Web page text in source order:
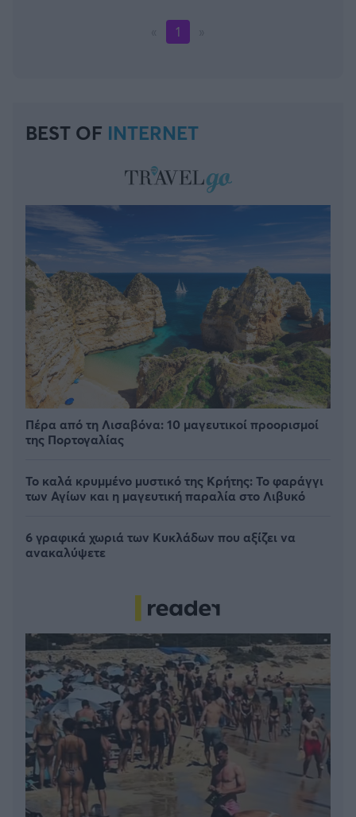
1
BEST OF INTERNET
Πέρα από τη Λισαβόνα: 10 μαγευτικοί προορισμοί
της Πορτογαλίας
Το καλά κρυμμένο μυστικό της Κρήτης: Το φαράγγι
των Αγίων και η μαγευτική παραλία στο Λιβυκό
6 γραφικά χωριά των Κυκλάδων που αξίζει να
ανακαλύψετε